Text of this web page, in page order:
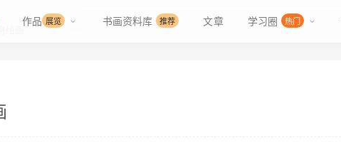
作品 展览 书画资料库 推荐 文章 学习圈 热门
绘画